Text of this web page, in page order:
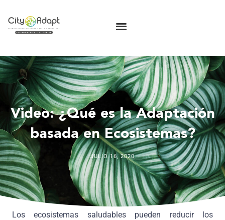
Video: ¿Qué es la Adaptación
basada en Ecosistemas?
JULIO 16, 2020
Los ecosistemas saludables pueden reducir los